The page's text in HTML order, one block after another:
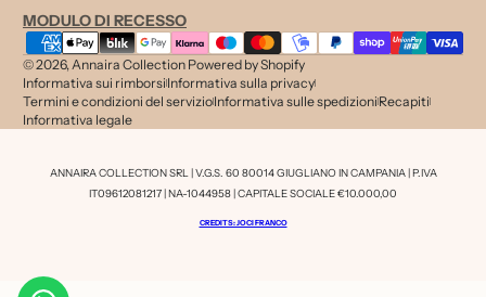
MODULO DI RECESSO
Metodi di pagamento
© 2026,Annaira Collection Powered by Shopify
Informativa sui rimborsi Informativa sulla privacy
Termini e condizioni del servizioInformativa sulle spedizioni Recapiti
Informativa legale
ANNAIRA COLLECTION SRL | V.G.S. 60 80014 GIUGLIANO IN CAMPANIA | P.IVA
IT09612081217 | NA-1044958 | CAPITALE SOCIALE €10.000,00
CREDITS: JOCI FRANCO